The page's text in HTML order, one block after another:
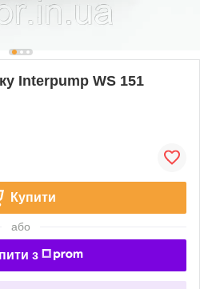
Interpump WS 151
Купити
або
з